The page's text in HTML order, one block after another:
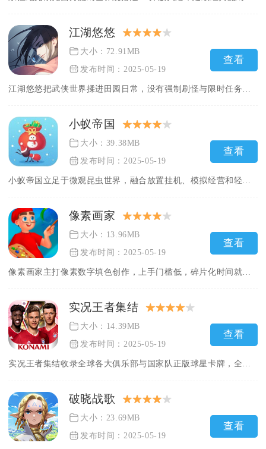
江湖悠悠
大小：72.91MB
发布时间：2025-05-19
查看
小蚁帝国
大小：39.38MB
发布时间：2025-05-19
查看
像素画家
大小：13.96MB
发布时间：2025-05-19
查看
实况王者集结
大小：14.39MB
发布时间：2025-05-19
查看
实况王者集结收录全球各大俱乐部与国家队正版球星卡牌，全部采用...
破晓战歌
大小：23.69MB
发布时间：2025-05-19
查看